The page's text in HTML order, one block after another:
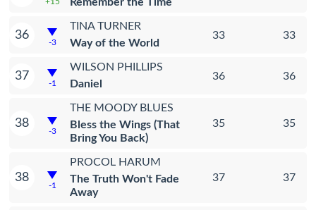
36
-3
TINA TURNER
Way of the World
33 33
37
-1
WILSON PHILLIPS
Daniel
36 36
38
-3
THE MOODY BLUES
Bless the Wings (That
Bring You Back)
35 35
38
-1
PROCOL HARUM
The Truth Won't Fade
Away
37 37